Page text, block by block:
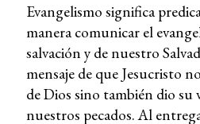
Evangelismo significa
manera comunicar el
salvación y de nuestro
mensaje de que Jesucristo
de Dios sino también dio su
nuestros pecados. Al